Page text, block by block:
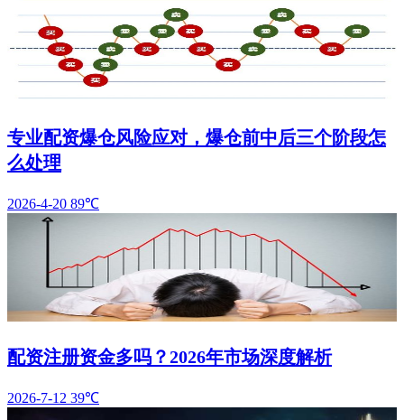
专业配资爆仓风险应对，爆仓前中后三个阶段怎
么处理
2026-4-20 89℃
配资注册资金多吗？2026年市场深度解析
2026-7-12 39℃